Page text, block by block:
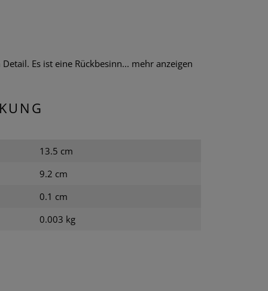
Es ist eine Rückbesinn... mehr anzeigen
13.5 cm
9.2 cm
0.1 cm
0.003 kg